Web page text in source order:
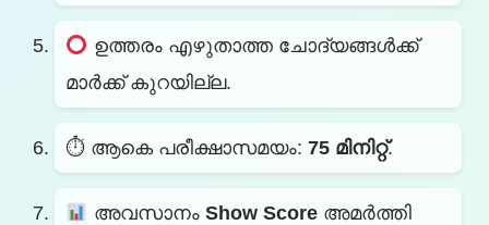
ഉത്തരം എഴുതാത്ത ചോദ്യങ്ങൾക്ക്
മാർക്ക് കുറയില്ല.
⏱ ആകെ പരീക്ഷാസമയം: 75 മിനിറ്റ്.
അവസാനം Show Scoreഅമർത്തി